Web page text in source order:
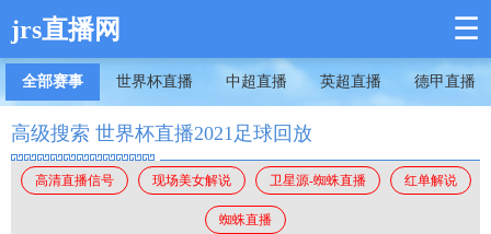
jrs直播网 ☰
全部赛事 世界杯直播 中超直播 英超直播 德甲直播
高级搜索 世界杯直播2021足球回放
高清直播信号 现场美女解说 卫星源-蜘蛛直播 红单解说
蜘蛛直播